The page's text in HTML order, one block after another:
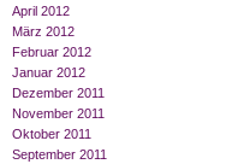
April 2012
März 2012
Februar 2012
Januar 2012
Dezember 2011
November 2011
Oktober 2011
September 2011